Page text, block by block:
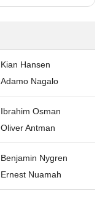
Kian Hansen
Adamo Nagalo
Ibrahim Osman
Oliver Antman
Benjamin Nygren
Ernest Nuamah